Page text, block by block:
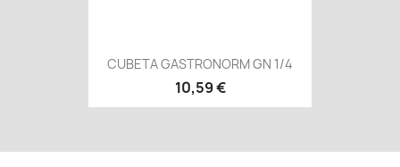
CUBETA GASTRONORM GN 1/4
10,59 €